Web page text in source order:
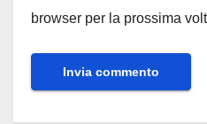
browser per la prossima